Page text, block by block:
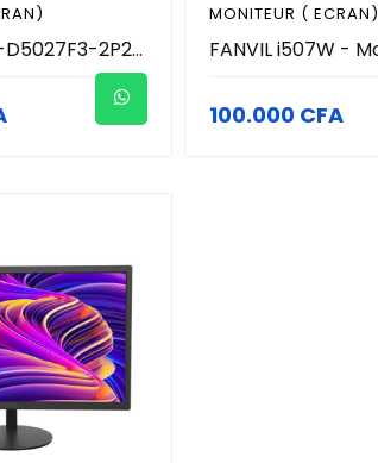
HIKVISION DS-D5027F3-2P2 -Moniteur couleur. Technologie IPS, écran ultra-large avec un angle de vision de 178°. Affichage LVDS FHD 8 bits (1920 × 1080). Fréquence de rafraîchissement de 100 Hz pour une vidéo plus fluide et plus réaliste
MONITEUR ( ECRAN)
100.000 CFA